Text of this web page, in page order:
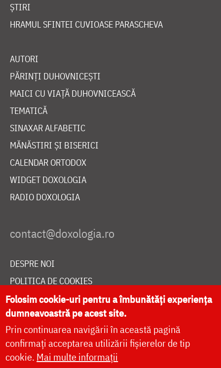
ȘTIRI
HRAMUL SFINTEI CUVIOASE PARASCHEVA
AUTORI
PĂRINȚI DUHOVNICEȘTI
MAICI CU VIAȚĂ DUHOVNICEASCĂ
TEMATICĂ
SINAXAR ALFABETIC
MĂNĂSTIRI ȘI BISERICI
CALENDAR ORTODOX
WIDGET DOXOLOGIA
RADIO DOXOLOGIA
DESPRE NOI
POLITICA DE COOKIES
DONEAZĂ ONLINE PENTRU CATEDRALA NAȚIONALĂ
LIVE
Folosim cookie-uri pentru a îmbunătăți experiența
dumneavoastră pe acest site.
Prin continuarea navigării în această pagină
confirmați acceptarea utilizării fișierelor de tip
cookie. Mai multe informații